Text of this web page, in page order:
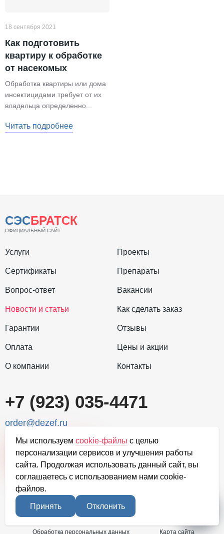
18 сентября 2021
Как подготовить
квартиру к обработке
от насекомых
Обработка квартиры или дома
инсектицидами требует от их
владельца определенно...
Читать подробнее
СЭСБРАТСК
ОФИЦИАЛЬНЫЙ САЙТ
Услуги Проекты
Сертификаты Препараты
Вопрос-ответ Вакансии
Новости и статьи Как сделать заказ
Гарантии Отзывы
Оплата Цены и акции
О компании Контакты
+7 (923) 035-4471
order@dezef.ru
Задать вопрос
2010-2026, Официальный сайт санитарной службы, в г. Братск
Политика конфиденциальности
Обработка персональных данных
Карта сайта
Мы используем cookie-файлы с целью
персонализации сервисов и улучшения работы
сайта. Продолжая использовать данный сайт, вы
соглашаетесь с использованием нами cookie-
файлов.
Принять Отклонить